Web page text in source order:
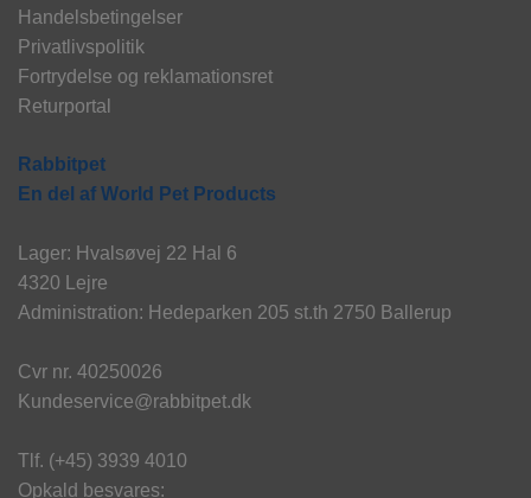
Handelsbetingelser
Privatlivspolitik
Fortrydelse og reklamationsret
Returportal
Rabbitpet
En del af World Pet Products
Lager: Hvalsøvej 22 Hal 6
4320 Lejre
Administration: Hedeparken 205 st.th 2750 Ballerup
Cvr nr. 40250026
Kundeservice@rabbitpet.dk
Tlf. (+45) 3939 4010
Opkald besvares: